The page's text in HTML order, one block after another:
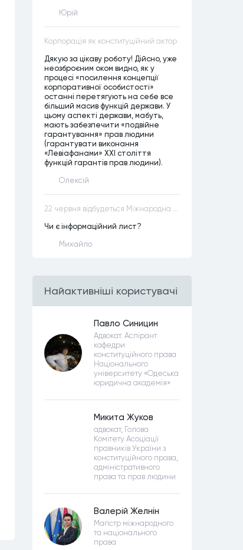
Юрій
Корпорація як конституційний актор
Дякую за цікаву роботу! Дійсно, уже
неозброєним оком видно, як у
процесі «посилення концепції
корпоративної особистості»
останні перетягують на себе все
більший масив функцій держави. У
цьому аспекті держави, мабуть,
мають забезпечити «подвійне
гарантування» прав людини
(гарантувати виконання
«Левіафанами» ХХІ століття
функцій гарантів прав людини).
Олексій
22 червня відбудеться Міжнародна науково-практична конференція “Конституційна демократія в умовах загроз територіальній цілісності та національній безпеці”
Чи є інформаційний лист?
Михайло
Найактивнiшi користувачi
Павло Синицин
Адвокат. Аспірант
кафедри
конституційного права
Національного
університету «Одеська
юридична академія»
Микита Жуков
адвокат, Голова
Комітету Асоціації
правників України з
конституційного права,
адміністративного
права та прав людини
Валерій Желнін
Магістр міжнародного
та національного
права